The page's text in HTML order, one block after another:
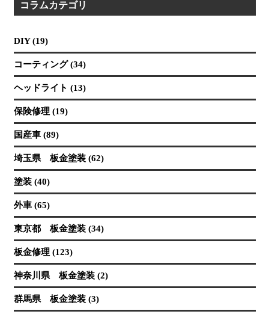
コラムカテゴリ
DIY (19)
コーティング (34)
ヘッドライト (13)
保険修理 (19)
国産車 (89)
埼玉県 板金塗装 (62)
塗装 (40)
外車 (65)
東京都 板金塗装 (34)
板金修理 (123)
神奈川県 板金塗装 (2)
群馬県 板金塗装 (3)